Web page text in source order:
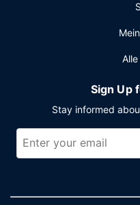
Sign Up
Stay informed